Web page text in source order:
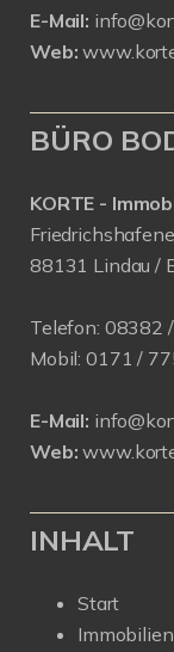
E-Mail:
Web:
BÜRO
KORTE -
88131 Lindau /
Telefon: 08382
Mobil: 0171 /
E-Mail:
Web:
INHALT
Start
Immobilien